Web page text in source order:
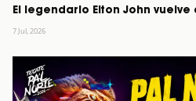
El legendario Elton John
7 Jul, 2026